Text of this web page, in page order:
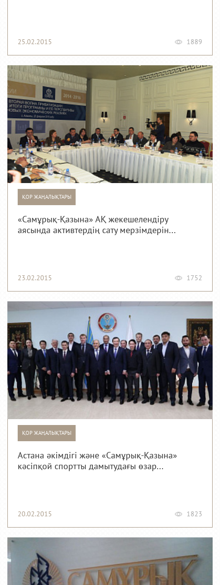
25.02.2015 1889
ҚОР ЖАҢАЛЫҚТАРЫ
«Самұрық-Қазына» АҚ жекешелендіру
аясында активтердің сату мерзімдерін...
23.02.2015 1752
ҚОР ЖАҢАЛЫҚТАРЫ
Астана әкімдігі және «Самұрық-Қазына»
кәсіпқой спортты дамытудағы өзар...
20.02.2015 1823